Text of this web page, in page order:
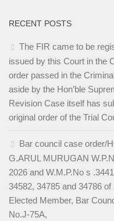
RECENT POSTS
The FIR came to be
issued by this Court in the
order passed in the
aside by the Hon’ble
Revision Case itself has
original order of the Trial
Bar council case order/
G.ARUL MURUGAN
2026 and W.M.P.No s
34582, 34785 and 34786
Elected Member, Bar
No.J-75A,